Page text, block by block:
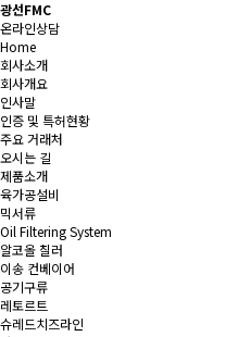
광선FMC
온라인상담
Home
회사소개
회사개요
인사말
인증 및 특허현황
주요 거래처
오시는 길
제품소개
육가공설비
믹서류
Oil Filtering System
알코올 칠러
이송 컨베이어
공기구류
레토르트
슈레드치즈라인